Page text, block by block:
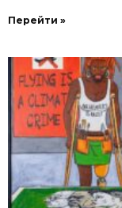
Перейти »